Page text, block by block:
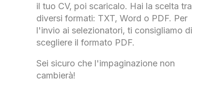
il tuo CV, poi scaricalo. Hai la scelta tra
diversi formati: TXT, Word o PDF. Per
l'invio ai selezionatori, ti consigliamo di
scegliere il formato PDF.
Sei sicuro che l'impaginazione non
cambierà!